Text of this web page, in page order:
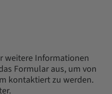
weitere Informationen
Formular aus, um von
kontaktiert zu werden.